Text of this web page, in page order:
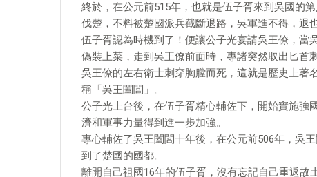
終於，在公元前515年，也就是伍子胥來到吳國的
伐楚，不料被楚國派兵截斷退路，吳軍進不得，退
伍子胥認為時機到了！便讓公子光宴請吳王僚，當
偽裝上菜，走到吳王僚前面時，專諸突然取出匕首
吳王僚的左右衛士刺穿胸膛而死，這就是歷史上著
稱「吳王闔閭」。
公子光上台後，在伍子胥精心輔佐下，開始實施強
濟和軍事力量得到進一步加強。
專心輔佐了吳王闔閭十年後，在公元前506年，吳
到了楚國的國都。
離開自己祖國16年的伍子胥，沒有忘記自己重返故